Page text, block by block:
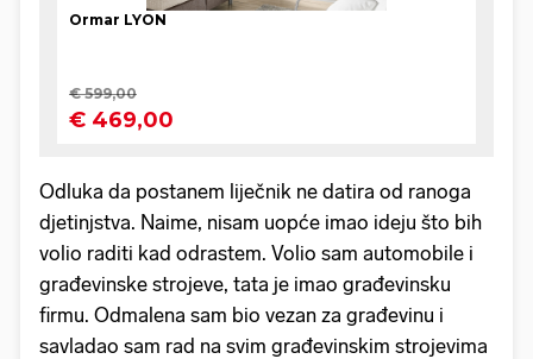
Odluka da postanem liječnik ne datira od ranoga
djetinjstva. Naime, nisam uopće imao ideju što bih
volio raditi kad odrastem. Volio sam automobile i
građevinske strojeve, tata je imao građevinsku
firmu. Odmalena sam bio vezan za građevinu i
savladao sam rad na svim građevinskim strojevima